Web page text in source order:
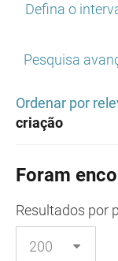
Defina o
Pesquisa
Ordenar por
criação
Foram
Resultados por